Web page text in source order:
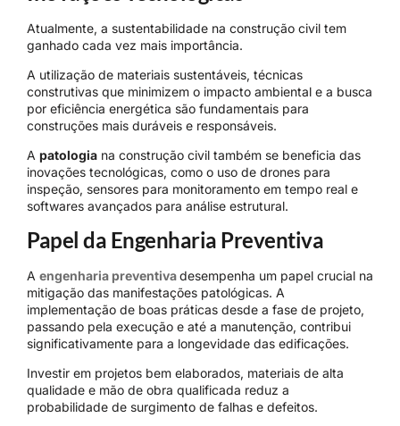
Atualmente, a sustentabilidade na construção civil tem
ganhado cada vez mais importância.
A utilização de materiais sustentáveis, técnicas
construtivas que minimizem o impacto ambiental e a busca
por eficiência energética são fundamentais para
construções mais duráveis e responsáveis.
A patologia na construção civil também se beneficia das
inovações tecnológicas, como o uso de drones para
inspeção, sensores para monitoramento em tempo real e
softwares avançados para análise estrutural.
Papel da Engenharia Preventiva
A engenharia preventivadesempenha um papel crucial na
mitigação das manifestações patológicas. A
implementação de boas práticas desde a fase de projeto,
passando pela execução e até a manutenção, contribui
significativamente para a longevidade das edificações.
Investir em projetos bem elaborados, materiais de alta
qualidade e mão de obra qualificada reduz a
probabilidade de surgimento de falhas e defeitos.